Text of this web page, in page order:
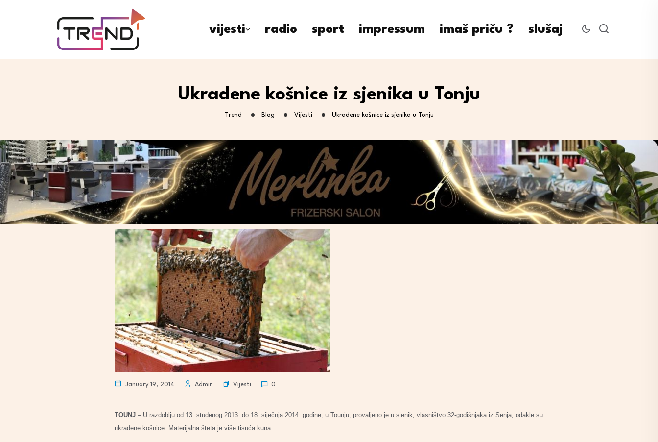
vijesti radio sport impressum imaš priču ? slušaj
Ukradene košnice iz sjenika u Tonju
Trend Blog Vijesti Ukradene košnice iz sjenika u Tonju
January 19, 2014 Admin Vijesti 0
TOUNJ – U razdoblju od 13. studenog 2013. do 18. siječnja 2014. godine, u Tounju, provaljeno je u sjenik, vlasništvo 32-godišnjaka iz Senja, odakle su
ukradene košnice. Materijalna šteta je više tisuća kuna.